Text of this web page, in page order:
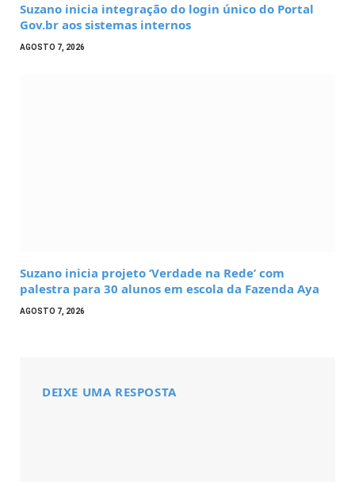
Suzano inicia integração do login único do Portal
Gov.br aos sistemas internos
AGOSTO 7, 2026
Suzano inicia projeto ‘Verdade na Rede’ com
palestra para 30 alunos em escola da Fazenda Aya
AGOSTO 7, 2026
DEIXE UMA RESPOSTA